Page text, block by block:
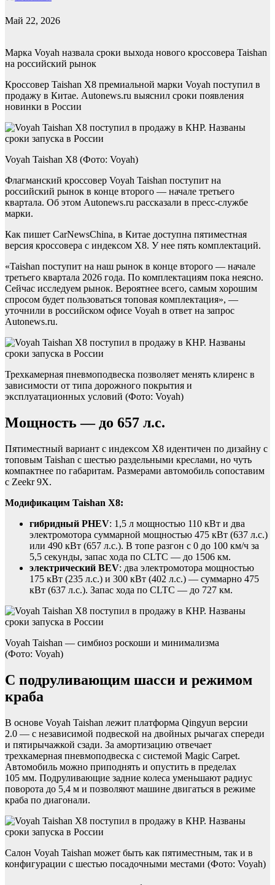
Май 22, 2026
Марка Voyah назвала сроки выхода нового кроссовера Taishan
на российский рынок
Кроссовер Taishan X8 премиальной марки Voyah поступил в
продажу в Китае. Autonews.ru выяснил сроки появления
новинки в России
Voyah Taishan X8 (Фото: Voyah)
Флагманский кроссовер Voyah Taishan поступит на
российский рынок в конце второго — начале третьего
квартала. Об этом Autonews.ru рассказали в пресс-службе
марки.
Как пишет CarNewsChina, в Китае доступна пятиместная
версия кроссовера с индексом X8. У нее пять комплектаций.
«Taishan поступит на наш рынок в конце второго — начале
третьего квартала 2026 года. По комплектациям пока неясно.
Сейчас исследуем рынок. Вероятнее всего, самым хорошим
спросом будет пользоваться топовая комплектация», —
уточнили в российском офисе Voyah в ответ на запрос
Autonews.ru.
Трехкамерная пневмоподвеска позволяет менять клиренс в
зависимости от типа дорожного покрытия и
эксплуатационных условий (Фото: Voyah)
Мощность — до 657 л.с.
Пятиместный вариант с индексом X8 идентичен по дизайну с
топовым Taishan с шестью раздельными креслами, но чуть
компактнее по габаритам. Размерами автомобиль сопоставим
с Zeekr 9X.
Модификацим Taishan X8:
гибридный PHEV: 1,5 л мощностью 110 кВт и два
электромотора суммарной мощностью 475 кВт (637 л.с.)
или 490 кВт (657 л.с.). В топе разгон с 0 до 100 км/ч за
5,5 секунды, запас хода по CLTC — до 1506 км.
электрический BEV: два электромотора мощностью
175 кВт (235 л.с.) и 300 кВт (402 л.с.) — суммарно 475
кВт (637 л.с.). Запас хода по CLTC — до 727 км.
Voyah Taishan — симбиоз роскоши и минимализма
(Фото: Voyah)
С подруливающим шасси и режимом
краба
В основе Voyah Taishan лежит платформа Qingyun версии
2.0 — с независимой подвеской на двойных рычагах спереди
и пятирычажкой сзади. За амортизацию отвечает
трехкамерная пневмоподвеска с системой Magic Carpet.
Автомобиль можно приподнять и опустить в пределах
105 мм. Подруливающие задние колеса уменьшают радиус
поворота до 5,4 м и позволяют машине двигаться в режиме
краба по диагонали.
Салон Voyah Taishan может быть как пятиместным, так и в
конфигурации с шестью посадочными местами (Фото: Voyah)